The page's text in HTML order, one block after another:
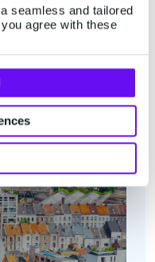
seamless and tailored
agree with these